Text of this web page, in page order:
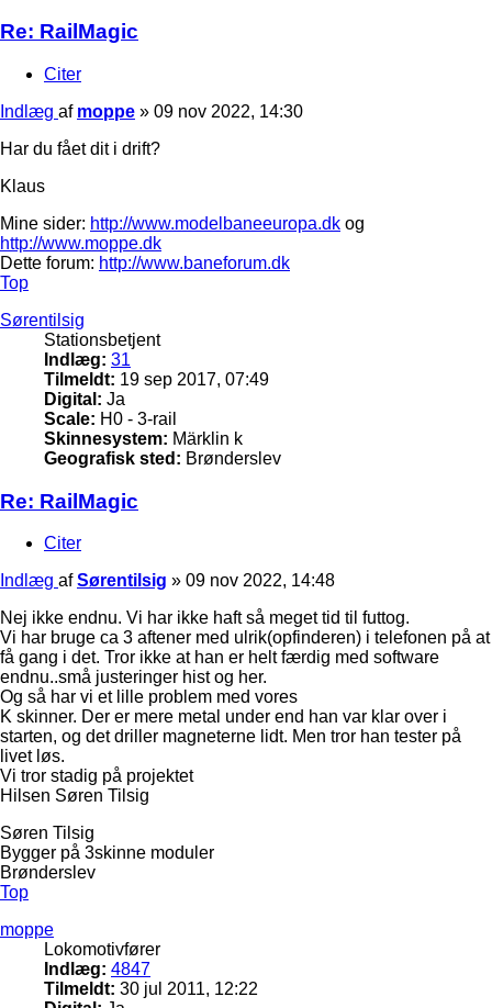
Re: RailMagic
Citer
Indlæg af moppe » 09 nov 2022, 14:30
Har du fået dit i drift?
Klaus
Mine sider: http://www.modelbaneeuropa.dk og
http://www.moppe.dk
Dette forum: http://www.baneforum.dk
Top
Sørentilsig
Stationsbetjent
Indlæg: 31
Tilmeldt: 19 sep 2017, 07:49
Digital: Ja
Scale: H0 - 3-rail
Skinnesystem: Märklin k
Geografisk sted: Brønderslev
Re: RailMagic
Citer
Indlæg afSørentilsig » 09 nov 2022, 14:48
Nej ikke endnu. Vi har ikke haft så meget tid til futtog.
Vi har bruge ca 3 aftener med ulrik(opfinderen) i telefonen på at
få gang i det. Tror ikke at han er helt færdig med software
endnu..små justeringer hist og her.
Og så har vi et lille problem med vores
K skinner. Der er mere metal under end han var klar over i
starten, og det driller magneterne lidt. Men tror han tester på
livet løs.
Vi tror stadig på projektet
Hilsen Søren Tilsig
Søren Tilsig
Bygger på 3skinne moduler
Brønderslev
Top
moppe
Lokomotivfører
Indlæg: 4847
Tilmeldt: 30 jul 2011, 12:22